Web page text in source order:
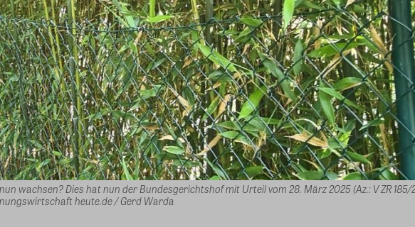
wachsen? Dies hat nun der Bundesgerichtshof mit Urteil vom 28. März 2025 (Az.: V ZR 185/
heute.de / Gerd Warda